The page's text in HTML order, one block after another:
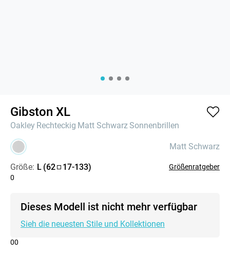
Gibston XL
Oakley Rechteckig Matt Schwarz Sonnenbrillen
Matt Schwarz
Größe: L (62 17-133)
Größenratgeber
0
Dieses Modell ist nicht mehr verfügbar
Sieh die neuesten Stile und Kollektionen
00